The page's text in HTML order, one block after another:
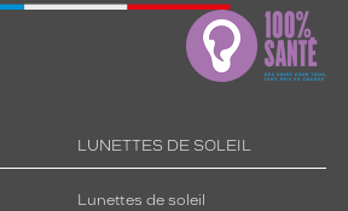
LUNETTES DE SOLEIL
Lunettes de soleil